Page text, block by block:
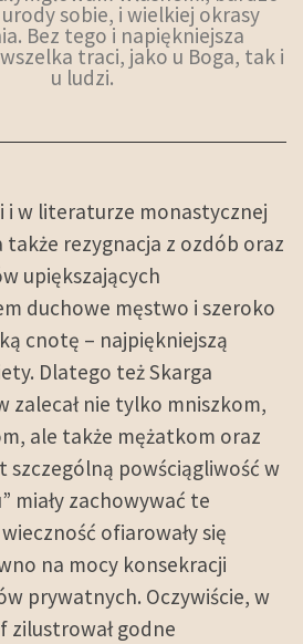
sobie, i wielkiej okrasy
Bez tego i napiękniejsza
traci, jako u Boga, tak i
u ludzi.
i w literaturze monastycznej
rezygnacja z ozdób oraz
upiększających
duchowe męstwo i szeroko
cnotę – najpiękniejszą
Dlatego też Skarga
zalecał nie tylko mniszkom,
ale także mężatkom oraz
szczególną powściągliwość w
miały zachowywać te
ofiarowały się
na mocy konsekracji
prywatnych. Oczywiście, w
zilustrował godne